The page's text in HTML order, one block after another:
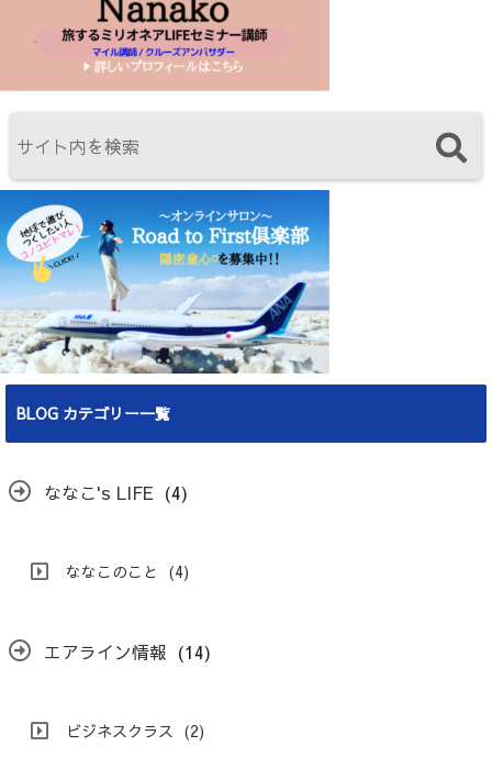
BLOG カテゴリー一覧
ななこ's LIFE (4)
ななこのこと (4)
エアライン情報 (14)
ビジネスクラス (2)